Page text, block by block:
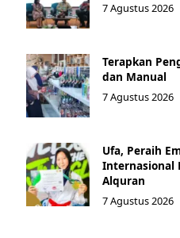
7 Agustus 2026
Terapkan
dan Manual
7 Agustus 2026
Ufa, Peraih
Internasional
Alquran
7 Agustus 2026